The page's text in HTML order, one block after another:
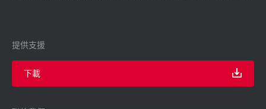
提供支援
下載